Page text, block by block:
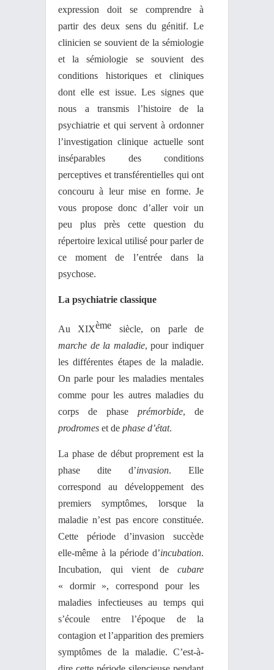
expression doit se comprendre à
partir des deux sens du génitif. Le
clinicien se souvient de la sémiologie
et la sémiologie se souvient des
conditions historiques et cliniques
dont elle est issue. Les signes que
nous a transmis l’histoire de la
psychiatrie et qui servent à ordonner
l’investigation clinique actuelle sont
inséparables des conditions
perceptives et transférentielles qui ont
concouru à leur mise en forme. Je
vous propose donc d’aller voir un
peu plus près cette question du
répertoire lexical utilisé pour parler de
ce moment de l’entrée dans la
psychose.
La psychiatrie classique
Au XIXème siècle, on parle de
marche de la maladie, pour indiquer
les différentes étapes de la maladie.
On parle pour les maladies mentales
comme pour les autres maladies du
corps de phase prémorbide, de
prodromes et de phase d’état.
La phase de début proprement est la
phase dite d’invasion. Elle
correspond au développement des
premiers symptômes, lorsque la
maladie n’est pas encore constituée.
Cette période d’invasion succède
elle-même à la période d’incubation.
Incubation, qui vient de cubare
« dormir », correspond pour les
maladies infectieuses au temps qui
s’écoule entre l’époque de la
contagion et l’apparition des premiers
symptômes de la maladie. C’est-à-